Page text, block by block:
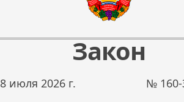
Закон
8 июля 2026 г. №